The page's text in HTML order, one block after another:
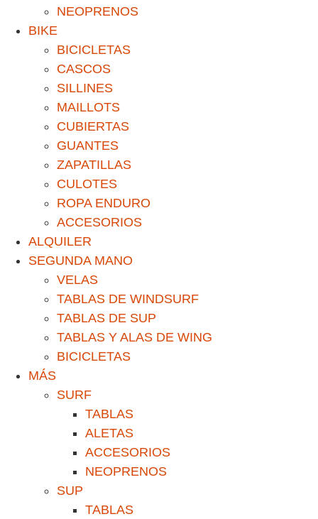
NEOPRENOS
BIKE
BICICLETAS
CASCOS
SILLINES
MAILLOTS
CUBIERTAS
GUANTES
ZAPATILLAS
CULOTES
ROPA ENDURO
ACCESORIOS
ALQUILER
SEGUNDA MANO
VELAS
TABLAS DE WINDSURF
TABLAS DE SUP
TABLAS Y ALAS DE WING
BICICLETAS
MÁS
SURF
TABLAS
ALETAS
ACCESORIOS
NEOPRENOS
SUP
TABLAS